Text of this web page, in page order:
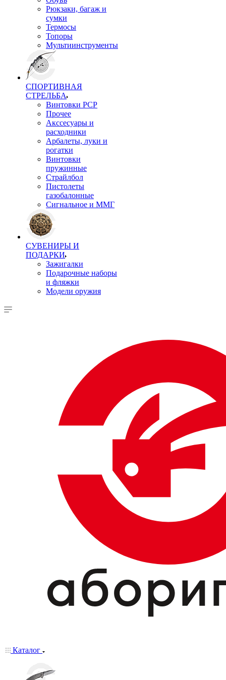
Рюкзаки, багаж и
сумки
Термосы
Топоры
Мультиинструменты
СПОРТИВНАЯ
СТРЕЛЬБА
Винтовки PCP
Прочее
Акссесуары и
расходники
Арбалеты, луки и
рогатки
Винтовки
пружинные
Страйлбол
Пистолеты
газобалонные
Сигнальное и ММГ
СУВЕНИРЫ И
ПОДАРКИ
Зажигалки
Подарочные наборы
и фляжки
Модели оружия
Каталог